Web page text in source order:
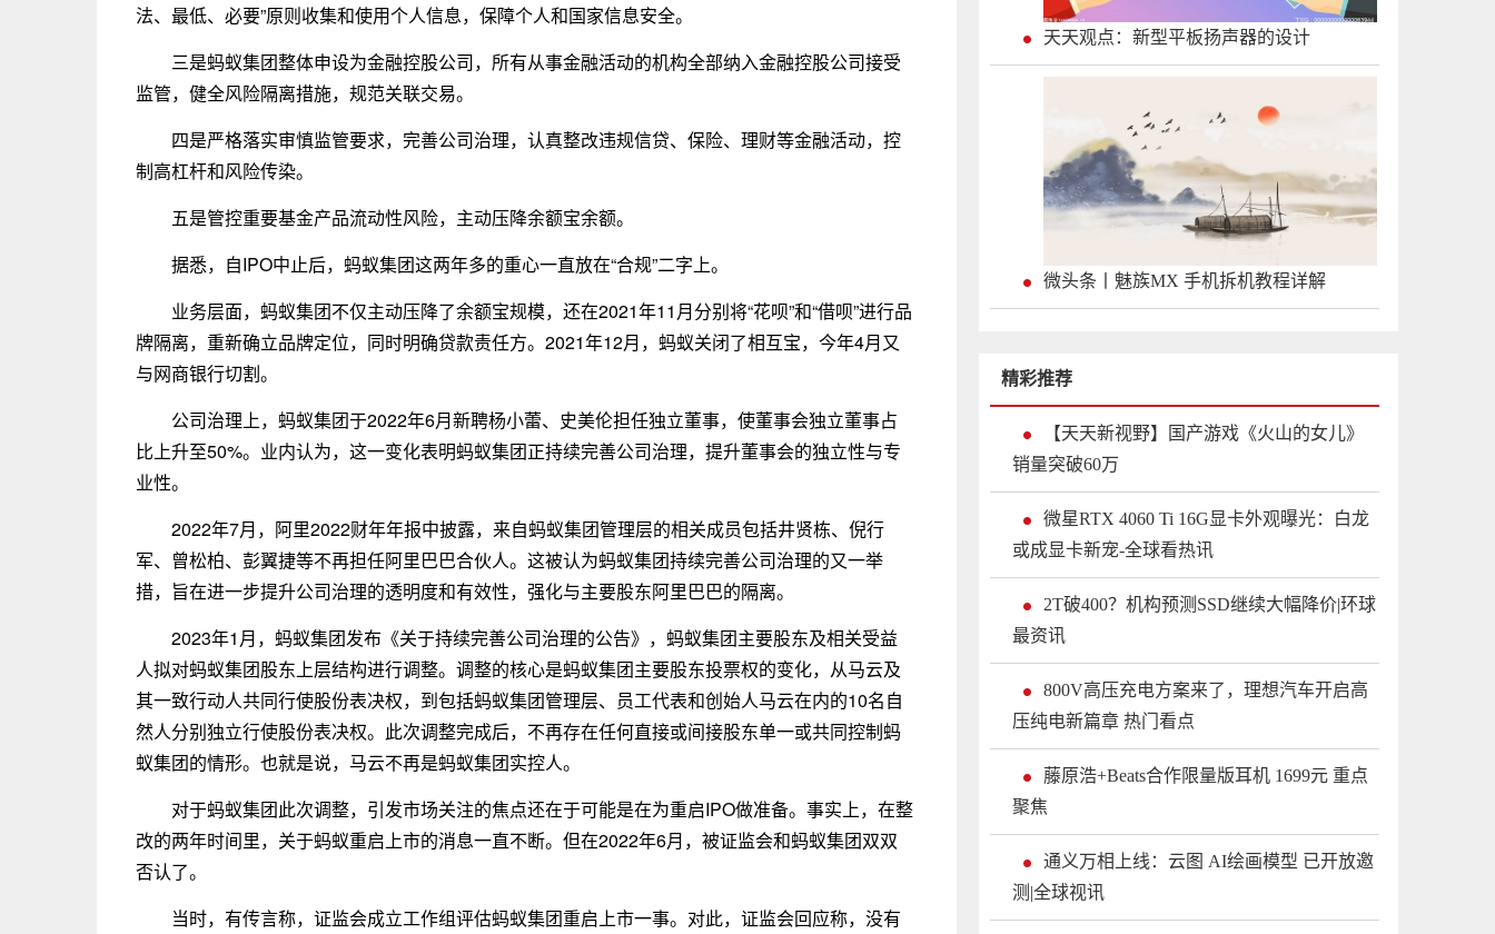
法、最低、必要”原则收集和使用个人信息，保障个人和国家信息安全。
三是蚂蚁集团整体申设为金融控股公司，所有从事金融活动的机构全部纳入金融控股公司接受
监管，健全风险隔离措施，规范关联交易。
四是严格落实审慎监管要求，完善公司治理，认真整改违规信贷、保险、理财等金融活动，控
制高杠杆和风险传染。
五是管控重要基金产品流动性风险，主动压降余额宝余额。
据悉，自IPO中止后，蚂蚁集团这两年多的重心一直放在“合规”二字上。
业务层面，蚂蚁集团不仅主动压降了余额宝规模，还在2021年11月分别将“花呗”和“借呗”进行品
牌隔离，重新确立品牌定位，同时明确贷款责任方。2021年12月，蚂蚁关闭了相互宝，今年4月又
与网商银行切割。
公司治理上，蚂蚁集团于2022年6月新聘杨小蕾、史美伦担任独立董事，使董事会独立董事占
比上升至50%。业内认为，这一变化表明蚂蚁集团正持续完善公司治理，提升董事会的独立性与专
业性。
2022年7月，阿里2022财年年报中披露，来自蚂蚁集团管理层的相关成员包括井贤栋、倪行
军、曾松柏、彭翼捷等不再担任阿里巴巴合伙人。这被认为蚂蚁集团持续完善公司治理的又一举
措，旨在进一步提升公司治理的透明度和有效性，强化与主要股东阿里巴巴的隔离。
2023年1月，蚂蚁集团发布《关于持续完善公司治理的公告》，蚂蚁集团主要股东及相关受益
人拟对蚂蚁集团股东上层结构进行调整。调整的核心是蚂蚁集团主要股东投票权的变化，从马云及
其一致行动人共同行使股份表决权，到包括蚂蚁集团管理层、员工代表和创始人马云在内的10名自
然人分别独立行使股份表决权。此次调整完成后，不再存在任何直接或间接股东单一或共同控制蚂
蚁集团的情形。也就是说，马云不再是蚂蚁集团实控人。
对于蚂蚁集团此次调整，引发市场关注的焦点还在于可能是在为重启IPO做准备。事实上，在整
改的两年时间里，关于蚂蚁重启上市的消息一直不断。但在2022年6月，被证监会和蚂蚁集团双双
否认了。
当时，有传言称，证监会成立工作组评估蚂蚁集团重启上市一事。对此，证监会回应称，没有
天天观点：新型平板扬声器的设计
微头条丨魅族MX 手机拆机教程详解
精彩推荐
【天天新视野】国产游戏《火山的女儿》
销量突破60万
微星RTX 4060 Ti 16G显卡外观曝光：白龙
或成显卡新宠-全球看热讯
2T破400？机构预测SSD继续大幅降价|环球
最资讯
800V高压充电方案来了，理想汽车开启高
压纯电新篇章 热门看点
藤原浩+Beats合作限量版耳机 1699元 重点
聚焦
通义万相上线：云图 AI绘画模型 已开放邀
测|全球视讯